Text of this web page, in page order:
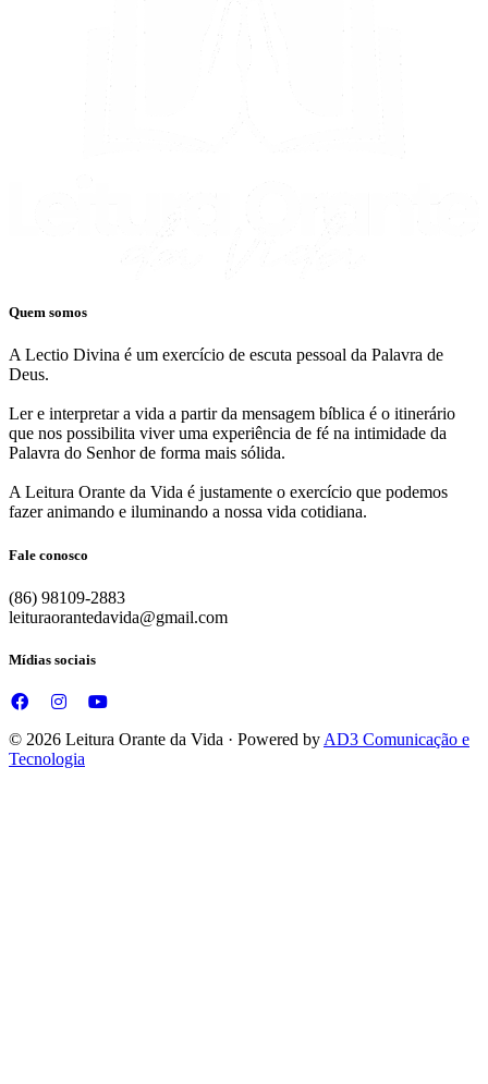
Quem somos
A Lectio Divina é um exercício de escuta pessoal da Palavra de
Deus.
Ler e interpretar a vida a partir da mensagem bíblica é o itinerário
que nos possibilita viver uma experiência de fé na intimidade da
Palavra do Senhor de forma mais sólida.
A Leitura Orante da Vida é justamente o exercício que podemos
fazer animando e iluminando a nossa vida cotidiana.
Fale conosco
(86) 98109-2883
leituraorantedavida@gmail.com
Mídias sociais
© 2026 Leitura Orante da Vida · Powered by AD3 Comunicação e
Tecnologia